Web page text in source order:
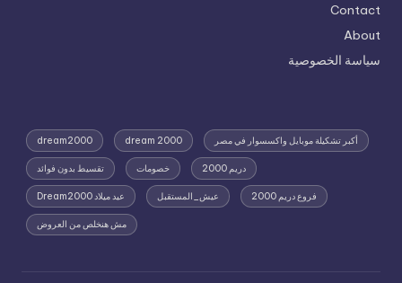
Contact
About
سياسة الخصوصية
dream2000 dream 2000 أكبر تشكيلة موبايل واكسسوار في مصر
تقسيط بدون فوائد خصومات دريم 2000
عيد ميلاد Dream2000 عيش_المستقبل فروع دريم 2000
مش هنخلص من العروض